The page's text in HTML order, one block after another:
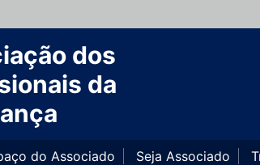
dos
da
do Associado Seja Associado